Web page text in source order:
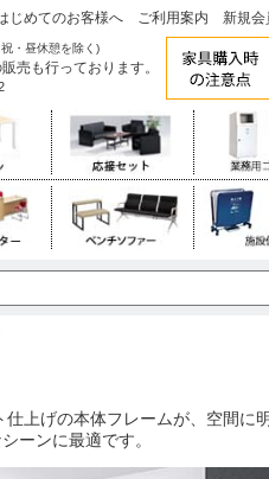
じめてのお客様へ ご利用案内 新規会
・昼休憩を除く)
売も行っております。
上げの本体フレームが、空間に
ーンに最適です。